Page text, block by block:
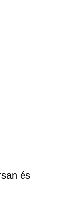
és